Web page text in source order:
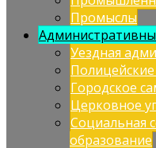
Промыслы
Уездная
Городское
Церковное
Социальная
образование